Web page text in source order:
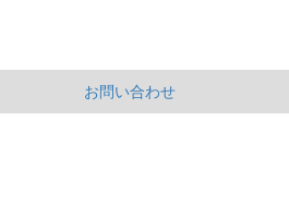
お問い合わせ